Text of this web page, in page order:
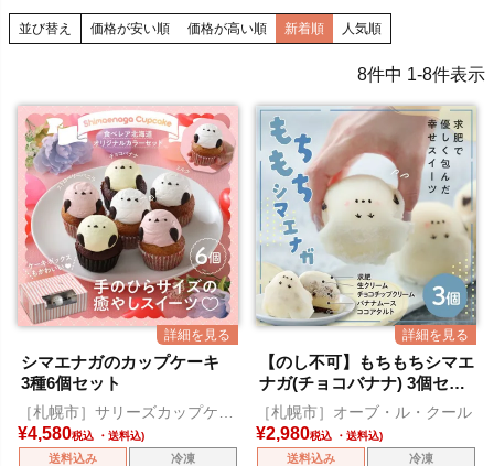
並び替え 価格が安い順 価格が高い順 新着順 人気順
8件中 1-8件表示
シマエナガのカップケーキ
3種6個セット
［札幌市］サリーズカップケー
キ
¥4,580税込
送料込み 冷凍
【のし不可】もちもちシマエ
ナガ(チョコバナナ) 3個セッ
ト
［札幌市］オーブ・ル・クール
¥2,980税込
送料込み 冷凍